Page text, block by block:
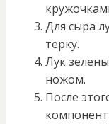
Для сыра
терку.
Лук
ножом.
После